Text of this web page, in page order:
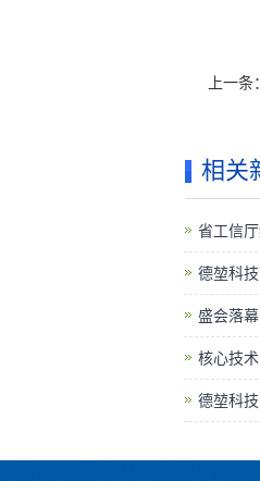
上一条
相关
省工信
德堃科
盛会落
核心技
德堃科